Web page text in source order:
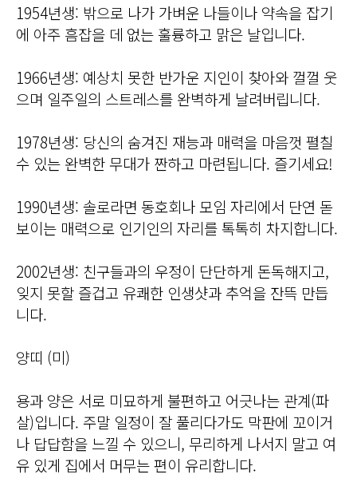
1954년생: 밖으로 나가 가벼운 나들이나 약속을 잡기
에 아주 흠잡을 데 없는 훌륭하고 맑은 날입니다.
1966년생: 예상치 못한 반가운 지인이 찾아와 껄껄 웃
으며 일주일의 스트레스를 완벽하게 날려버립니다.
1978년생: 당신의 숨겨진 재능과 매력을 마음껏 펼칠
수 있는 완벽한 무대가 짠하고 마련됩니다. 즐기세요!
1990년생: 솔로라면 동호회나 모임 자리에서 단연 돋
보이는 매력으로 인기인의 자리를 톡톡히 차지합니다.
2002년생: 친구들과의 우정이 단단하게 돈독해지고,
잊지 못할 즐겁고 유쾌한 인생샷과 추억을 잔뜩 만듭
니다.
양띠 (미)
용과 양은 서로 미묘하게 불편하고 어긋나는 관계(파
살)입니다. 주말 일정이 잘 풀리다가도 막판에 꼬이거
나 답답함을 느낄 수 있으니, 무리하게 나서지 말고 여
유 있게 집에서 머무는 편이 유리합니다.